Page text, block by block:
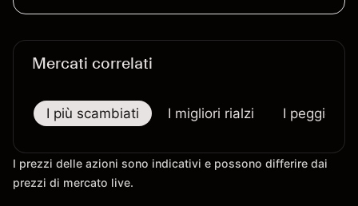
oltre 30 miliardi di dollari australiani - AFR
Mercati correlati
I più scambiati I migliori rialzi I peggiori
I prezzi delle azioni sono indicativi e possono differire dai
prezzi di mercato live.